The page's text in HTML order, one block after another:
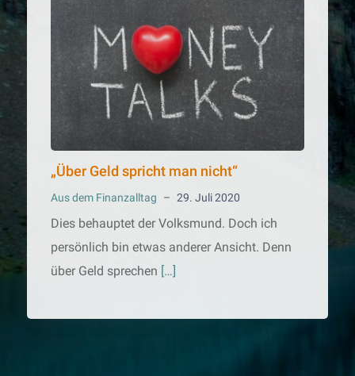
„Über Geld spricht man nicht“
Aus dem Finanzalltag – 29. Juli 2020
Dies behauptet der Volksmund. Doch ich
persönlich bin etwas anderer Ansicht. Denn
über Geld sprechen […]